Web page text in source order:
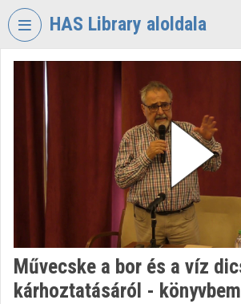
Skip header
HAS Library aloldala
HUNGARIAN
SCIENCES
Log In
Organization discovery
Művecske a bor és a víz
kárhoztatásáról -